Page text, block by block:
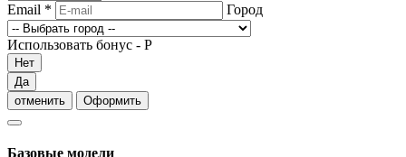
Email * Город
Использовать бонус - Р
Нет
Да
отменить
Оформить
Базовые модели